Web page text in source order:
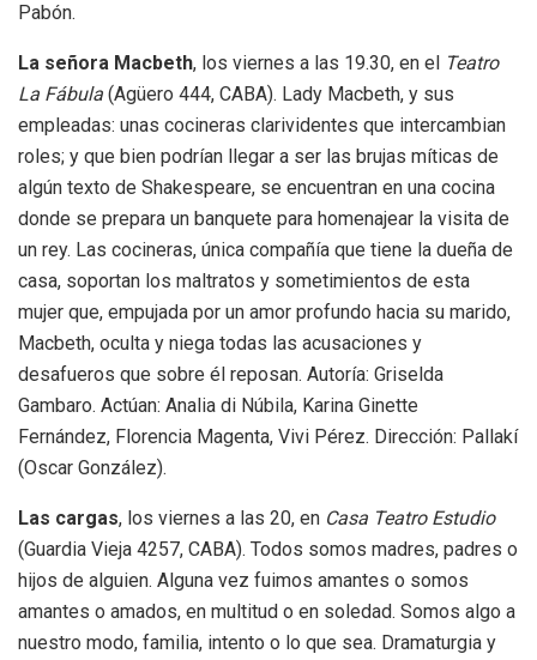
Pabón.
La señora Macbeth, los viernes a las 19.30, en el Teatro
La Fábula (Agüero 444, CABA). Lady Macbeth, y sus
empleadas: unas cocineras clarividentes que intercambian
roles; y que bien podrían llegar a ser las brujas míticas de
algún texto de Shakespeare, se encuentran en una cocina
donde se prepara un banquete para homenajear la visita de
un rey. Las cocineras, única compañía que tiene la dueña de
casa, soportan los maltratos y sometimientos de esta
mujer que, empujada por un amor profundo hacia su marido,
Macbeth, oculta y niega todas las acusaciones y
desafueros que sobre él reposan. Autoría: Griselda
Gambaro. Actúan: Analia di Núbila, Karina Ginette
Fernández, Florencia Magenta, Vivi Pérez. Dirección: Pallakí
(Oscar González).
Las cargas, los viernes a las 20, en Casa Teatro Estudio
(Guardia Vieja 4257, CABA). Todos somos madres, padres o
hijos de alguien. Alguna vez fuimos amantes o somos
amantes o amados, en multitud o en soledad. Somos algo a
nuestro modo, familia, intento o lo que sea. Dramaturgia y